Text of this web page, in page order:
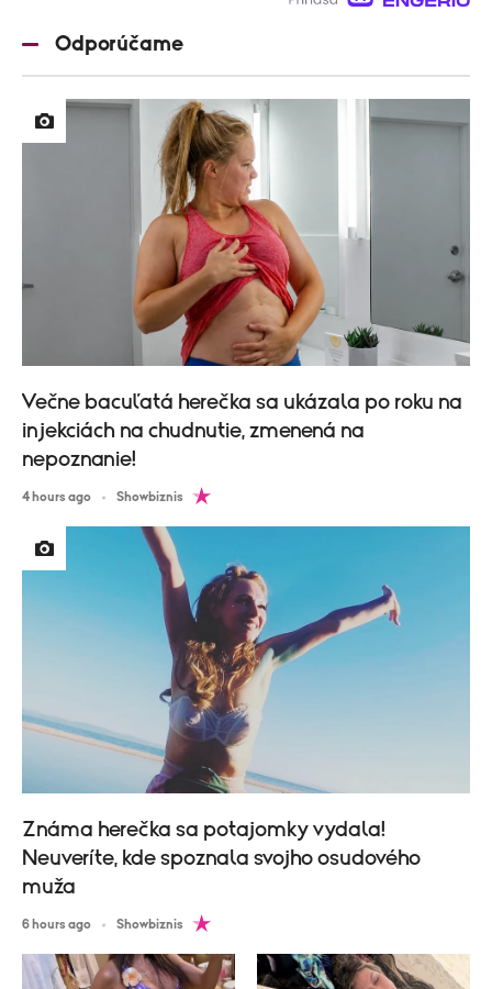
Odporúčame
Večne bacuľatá herečka sa ukázala po roku na
injekciách na chudnutie, zmenená na
nepoznanie!
4 hours ago Showbiznis
Známa herečka sa potajomky vydala!
Neuveríte, kde spoznala svojho osudového
muža
6 hours ago Showbiznis